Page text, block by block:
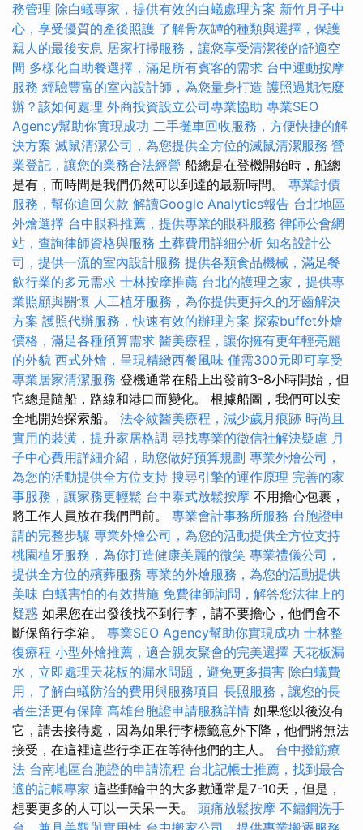
務管理 除白蟻專家，提供有效的白蟻處理方案 新竹月子中
心，享受優質的產後照護 了解骨灰罈的種類與選擇，保護
親人的最後安息 居家打掃服務，讓您享受清潔後的舒適空
間 多樣化自助餐選擇，滿足所有賓客的需求 台中運動按摩
服務 經驗豐富的室內設計師，為您量身打造 護照過期怎麼
辦？該如何處理 外商投資設立公司專業協助 專業SEO
Agency幫助你實現成功 二手攤車回收服務，方便快捷的解
決方案 滅鼠清潔公司，為您提供全方位的滅鼠清潔服務 營
業登記，讓您的業務合法經營 船總是在登機開始時，船總
是有，而時間是我們仍然可以到達的最新時間。 專業討債
服務，幫你追回欠款 解讀Google Analytics報告 台北地區
外燴選擇 台中眼科推薦，提供專業的眼科服務 律師公會網
站，查詢律師資格與服務 土葬費用詳細分析 知名設計公
司，提供一流的室內設計服務 提供各類食品機械，滿足餐
飲行業的多元需求 士林按摩推薦 台北的護理之家，提供專
業照顧與關懷 人工植牙服務，為你提供更持久的牙齒解決
方案 護照代辦服務，快速有效的辦理方案 探索buffet外燴
價格，滿足各種預算需求 醫美療程，讓你擁有更年輕亮麗
的外貌 西式外燴，呈現精緻西餐風味 僅需300元即可享受
專業居家清潔服務 登機通常在船上出發前3-8小時開始，但
它總是隨船，路線和港口而變化。 根據船圖，我們可以安
全地開始探索船。 法令紋醫美療程，減少歲月痕跡 時尚且
實用的裝潢，提升家居格調 尋找專業的徵信社解決疑慮 月
子中心費用詳細介紹，助您做好預算規劃 專業外燴公司，
為您的活動提供全方位支持 搜尋引擎的運作原理 完善的家
事服務，讓家務更輕鬆 台中泰式放鬆按摩 不用擔心包裹，
將工作人員放在我們門前。 專業會計事務所服務 台胞證申
請的完整步驟 專業外燴公司，為您的活動提供全方位支持
桃園植牙服務，為你打造健康美麗的微笑 專業禮儀公司，
提供全方位的殯葬服務 專業的外燴服務，為您的活動提供
美味 白蟻害怕的有效措施 免費律師詢問，解答您法律上的
疑惑 如果您在出發後找不到行李，請不要擔心，他們會不
斷保留行李箱。 專業SEO Agency幫助你實現成功 士林整
復療程 小型外燴推薦，適合親友聚會的完美選擇 天花板漏
水，立即處理天花板的漏水問題，避免更多損害 除白蟻費
用，了解白蟻防治的費用與服務項目 長照服務，讓您的長
者生活更有保障 高雄台胞證申請服務詳情 如果您以後沒有
它，請去接待處，因為如果行李標籤意外下降，他們將無法
接受，在這裡這些行李正在等待他們的主人。 台中撥筋療
法 台南地區台胞證的申請流程 台北記帳士推薦，找到最合
適的記帳專家 這些郵輪中的大多數通常是7-10天，但是，
想要更多的人可以一天呆一天。 頭痛放鬆按摩 不鏽鋼洗手